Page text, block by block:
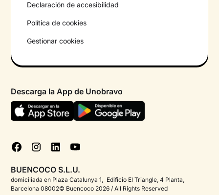
Declaración de accesibilidad
Política de cookies
Gestionar cookies
Descarga la App de Unobravo
BUENCOCO S.L.U.
domiciliada en Plaza Catalunya 1, Edificio El Triangle, 4 Planta,
Barcelona 08002© Buencoco 2026 / All Rights Reserved